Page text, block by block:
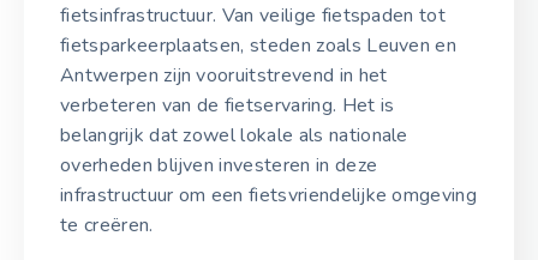
fietsinfrastructuur. Van veilige fietspaden tot
fietsparkeerplaatsen, steden zoals Leuven en
Antwerpen zijn vooruitstrevend in het
verbeteren van de fietservaring. Het is
belangrijk dat zowel lokale als nationale
overheden blijven investeren in deze
infrastructuur om een fietsvriendelijke omgeving
te creëren.